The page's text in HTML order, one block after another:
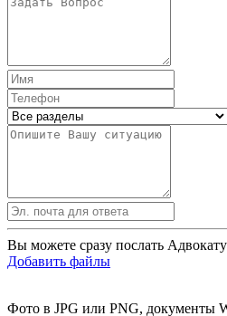
Вы можете сразу послать
Добавить файлы
Фото в JPG или PNG, документы